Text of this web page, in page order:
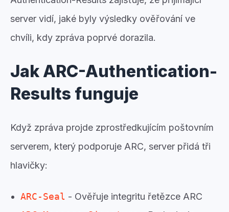
server vidí, jaké byly výsledky ověřování ve
chvíli, kdy zpráva poprvé dorazila.
Jak ARC-Authentication-
Results funguje
Když zpráva projde zprostředkujícím poštovním
serverem, který podporuje ARC, server přidá tři
hlavičky:
ARC-Seal - Ověřuje integritu řetězce ARC